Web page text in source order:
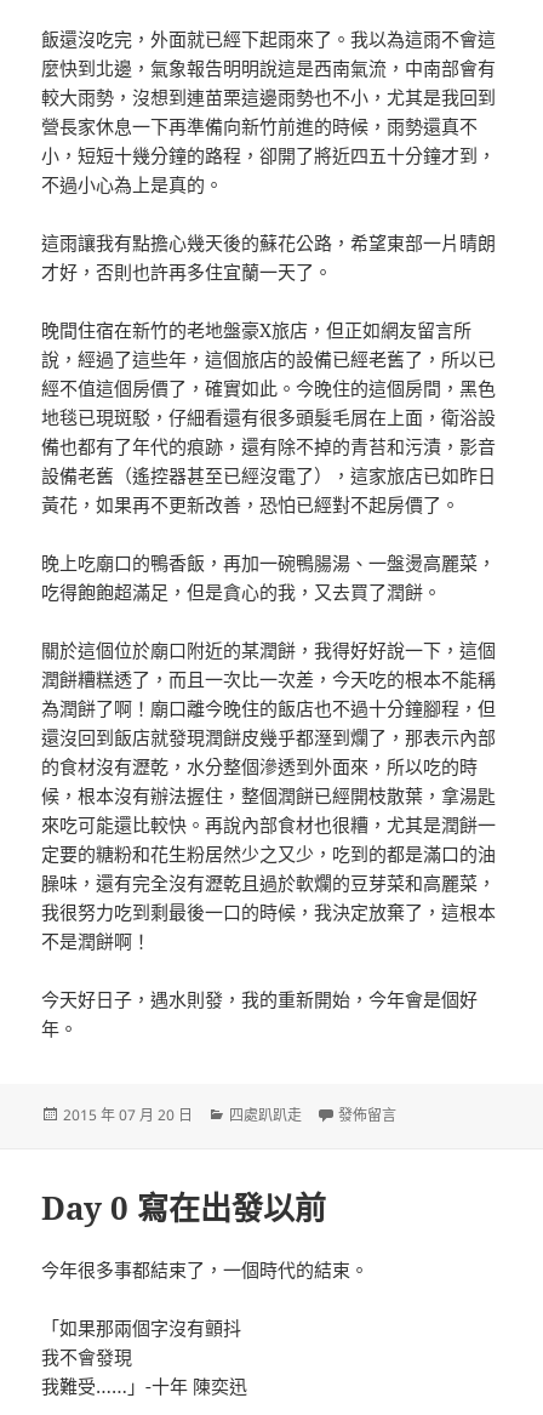
飯還沒吃完，外面就已經下起雨來了。我以為這雨不會這
麼快到北邊，氣象報告明明說這是西南氣流，中南部會有
較大雨勢，沒想到連苗栗這邊雨勢也不小，尤其是我回到
營長家休息一下再準備向新竹前進的時候，雨勢還真不
小，短短十幾分鐘的路程，卻開了將近四五十分鐘才到，
不過小心為上是真的。
這雨讓我有點擔心幾天後的蘇花公路，希望東部一片晴朗
才好，否則也許再多住宜蘭一天了。
晚間住宿在新竹的老地盤豪X旅店，但正如網友留言所
說，經過了這些年，這個旅店的設備已經老舊了，所以已
經不值這個房價了，確實如此。今晚住的這個房間，黑色
地毯已現斑駁，仔細看還有很多頭髮毛屑在上面，衛浴設
備也都有了年代的痕跡，還有除不掉的青苔和污漬，影音
設備老舊（遙控器甚至已經沒電了），這家旅店已如昨日
黃花，如果再不更新改善，恐怕已經對不起房價了。
晚上吃廟口的鴨香飯，再加一碗鴨腸湯、一盤燙高麗菜，
吃得飽飽超滿足，但是貪心的我，又去買了潤餅。
關於這個位於廟口附近的某潤餅，我得好好說一下，這個
潤餅糟糕透了，而且一次比一次差，今天吃的根本不能稱
為潤餅了啊！廟口離今晚住的飯店也不過十分鐘腳程，但
還沒回到飯店就發現潤餅皮幾乎都溼到爛了，那表示內部
的食材沒有瀝乾，水分整個滲透到外面來，所以吃的時
候，根本沒有辦法握住，整個潤餅已經開枝散葉，拿湯匙
來吃可能還比較快。再說內部食材也很糟，尤其是潤餅一
定要的糖粉和花生粉居然少之又少，吃到的都是滿口的油
臊味，還有完全沒有瀝乾且過於軟爛的豆芽菜和高麗菜，
我很努力吃到剩最後一口的時候，我決定放棄了，這根本
不是潤餅啊！
今天好日子，遇水則發，我的重新開始，今年會是個好
年。
發
2015 年 07 月 20 日
分
四處趴趴走 在〈Day 1 雨來了〉
發佈留言
Day 0 寫在出發以前
今年很多事都結束了，一個時代的結束。
「如果那兩個字沒有顫抖
我不會發現
我難受……」-十年 陳奕迅